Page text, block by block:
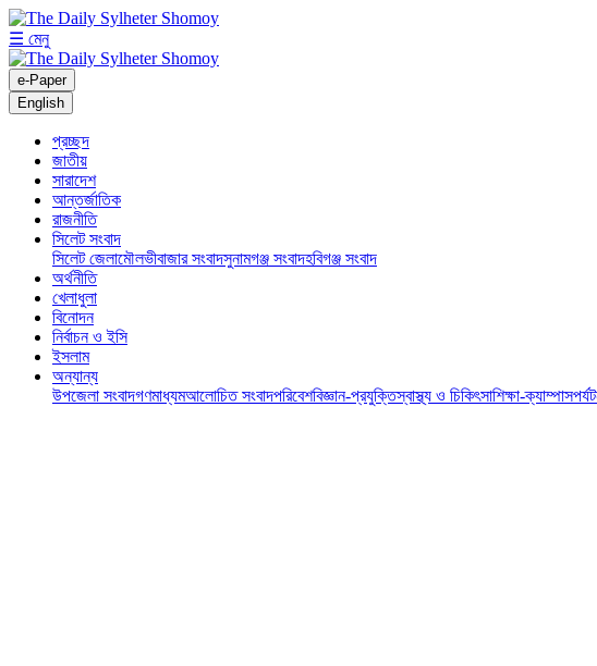
☰ মেনু
e-Paper
English
প্রচ্ছদ
জাতীয়
সারাদেশ
আন্তর্জাতিক
রাজনীতি
সিলেট সংবাদ
সিলেট জেলামৌলভীবাজার সংবাদসুনামগঞ্জ সংবাদহবিগঞ্জ সংবাদ
অর্থনীতি
খেলাধুলা
বিনোদন
নির্বাচন ও ইসি
ইসলাম
অন্যান্য
উপজেলা সংবাদগণমাধ্যমআলোচিত সংবাদপরিবেশবিজ্ঞান-প্রযুক্তিস্বাস্থ্য ও চিকিৎসাশিক্ষা-ক্যাম্পাস